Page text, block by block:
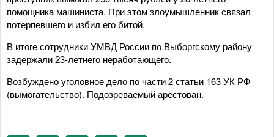
помощника машиниста. При этом злоумышленник связал
потерпевшего и избил его битой.
В итоге сотрудники УМВД России по Выборгскому району
задержали 23-летнего неработающего.
Возбуждено уголовное дело по части 2 статьи 163 УК РФ
(вымогательство). Подозреваемый арестован.